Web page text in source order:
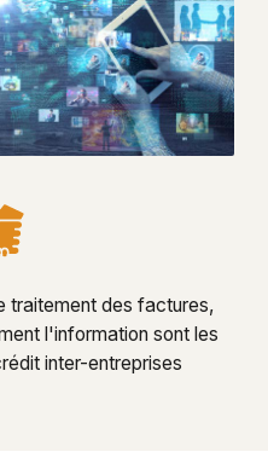
traitement des factures,
l'information sont les
inter-entreprises